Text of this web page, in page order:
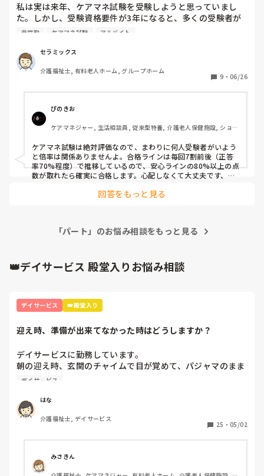
私は実は来年、ケアマネ試験を受験しようと思っていまし
た。しかし、受験資格要件が3年になると、多くの受験者が
殺到し、高倍率が予想されること。また、カイテク等を通じ
ていただいた事業所が3箇所に上り、今年度の受験を決意し
ました。
事業所から送られてくるのみの状態。そこまで多くの事業所
に依頼せざるを得ないのは、カイテク等の単発バイトの勤務
の場合、365日分の勤務をもって1年という実務経験の換算
となるからです。このことは、サイトや募集要項には明記さ
れていません。
そして、驚いたことにカイテクでリピートしている事業所の
退勤時、「実務経験証明書ですが、29枚となります」と言わ
に発送はできないでしょう。その事業所は、財団に問い合わ
募集要項には、実務経験証明書は1事業所に1枚となってお
常勤、パート等の勤務形態を問いません」と明記されていま
す。であるならば、単発バイトでも同等の受験が認められる
介護支援専門員には、公正・中立を求めていますが、東京都
「保健・医療・福祉のサポート（情報提供）」を掲げていま
研修の申し込みまでの短さ、6月に予定されていた介護支援
専門員実務研修の延期等。この組織に試験を実施する資格な
んてないと思います。
神奈川県では、メールでの問い合わせにも応じてますが、東
京都では電話のみ。今日、電話でこの件について話をしまし
たが、全く納得できる説明はなく、揉めました。29日までに
することになっています。
非常勤 ケアマネ試験 アルバイト
セラミックス
介護福祉士, 有料老人ホーム, グループホーム
9 ・ 06/26
ぴのきお
ケアマネジャー, 生活相談員, 従来型特養, 介護老人保健施設, ショー
ケアマネ試験は絶対評価なので、まわりに何人受験者がいよう
と倍率は関係ありませんよ。合格ラインは毎回7割前後（正答
率70%程度）で推移しているので、安心ラインの80%以上の点
数が取れたら確実に合格します。心配しなくて大丈夫です、頑
回分）を1枚に合算して書いて欲しいと、事業所側に伝えてみ
回答をもっと見る
「パート」のお悩み相談をもっと見る
👑デイサービス 殿堂入りお悩み相談
デイサービス 👑殿堂入り
迎え時、準備が出来てなかった時はどうしますか？
デイサービスに勤務しています。
朝の迎え時、玄関のチャイムで目が覚めて、パジャマのまま
で出てくる利用者様がいます。朝ごはんや、着替えに時間が
あります。一人暮らしで、隣に家族様が住んでいますが、な
かなか協力をしていただけません。
デイサービス勤務の方、再度迎えに行ったりすることはあり
このような場合、どう対処したらいいでしょうか。アドバイ
スがあれば、教えていただきたいです。
デイサービス
はな
介護福祉士, デイサービス
25 ・ 05/02
みさきん